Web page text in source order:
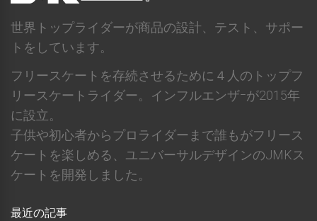
世界トップライダーが商品の設計、テスト、サポー
トをしています。
フリースケートを存続させるために４人のトップフ
リースケートライダー。インフルエンザｰが2015年
に設立。
子供や初心者からプロライダーまで誰もがフリース
ケートを楽しめる、ユニバーサルデザインのJMKス
ケートを開発しました。
最近の記事